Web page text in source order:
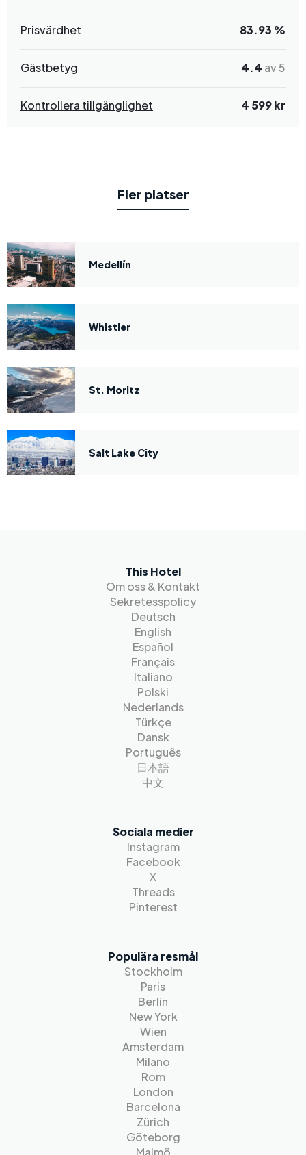
Prisvärdhet 83.93 %
Gästbetyg 4.4 av 5
Kontrollera tillgänglighet 4 599 kr
Fler platser
Medellín
Whistler
St. Moritz
Salt Lake City
This Hotel
Om oss & Kontakt
Sekretesspolicy
Deutsch
English
Español
Français
Italiano
Polski
Nederlands
Türkçe
Dansk
Português
日本語
中文
Sociala medier
Instagram
Facebook
X
Threads
Pinterest
Populära resmål
Stockholm
Paris
Berlin
New York
Wien
Amsterdam
Milano
Rom
London
Barcelona
Zürich
Göteborg